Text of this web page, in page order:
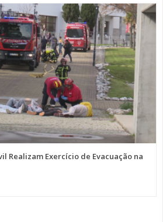
Realizam Exercício de Evacuação na